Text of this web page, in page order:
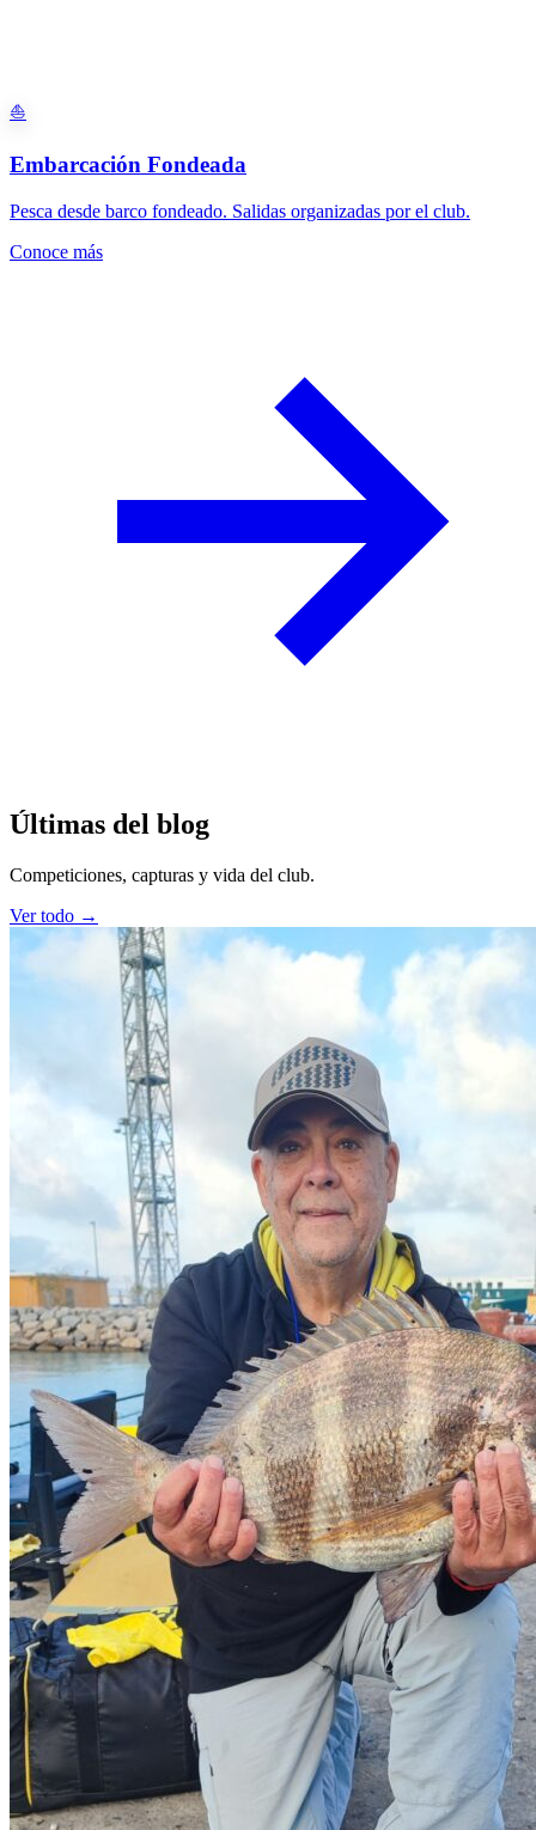
⛵
Embarcación Fondeada
Pesca desde barco fondeado. Salidas organizadas por el club.
Conoce más
Últimas del blog
Competiciones, capturas y vida del club.
Ver todo →